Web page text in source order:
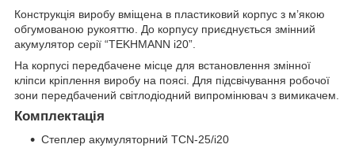
Конструкція виробу вміщена в пластиковий корпус з м’якою
обгумованою рукояттю. До корпусу приєднується змінний
акумулятор серії “TEKHMANN i20”.
На корпусі передбачене місце для встановлення змінної
кліпси кріплення виробу на поясі. Для підсвічування робочої
зони передбачений світлодіодний випромінювач з вимикачем.
Комплектація
Степлер акумуляторний TCN-25/i20